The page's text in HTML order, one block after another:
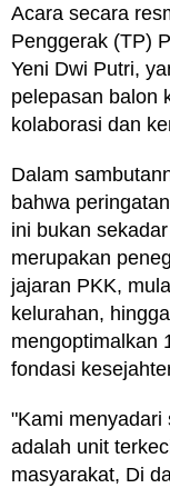
Acara secara
Penggerak (TP)
Yeni Dwi Putri,
pelepasan balon
kolaborasi dan
Dalam
bahwa
ini bukan
merupakan
jajaran PKK,
kelurahan,
mengoptimalkan
fondasi
"Kami menyadari
adalah unit
masyarakat, Di